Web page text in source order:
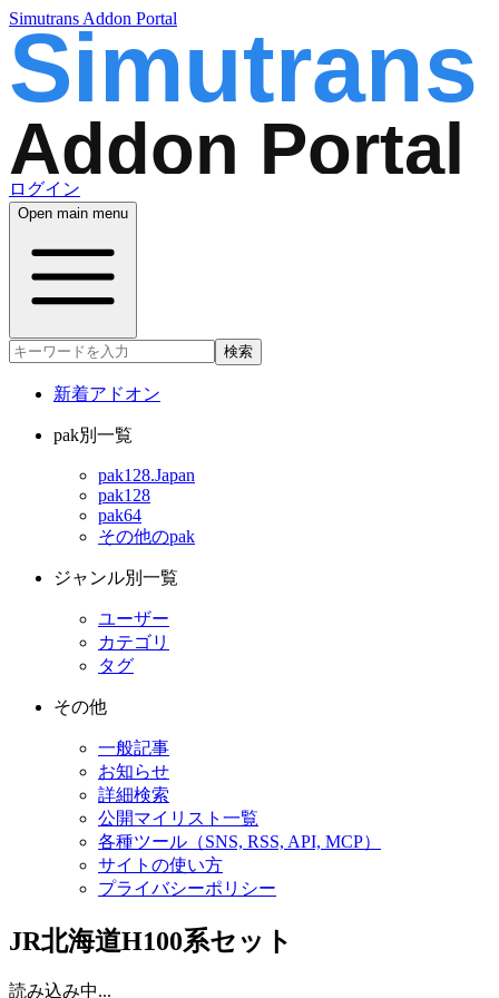
Simutrans Addon Portal
ログイン
Open main menu
検索
新着アドオン
pak別一覧
pak128.Japan
pak128
pak64
その他のpak
ジャンル別一覧
ユーザー
カテゴリ
タグ
その他
一般記事
お知らせ
詳細検索
公開マイリスト一覧
各種ツール（SNS, RSS, API, MCP）
サイトの使い方
プライバシーポリシー
JR北海道H100系セット
読み込み中...